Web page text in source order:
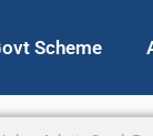
Scheme